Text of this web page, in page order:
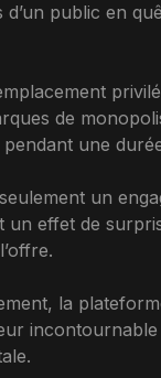
public en
de
une
un
un effet de
la
incontournable